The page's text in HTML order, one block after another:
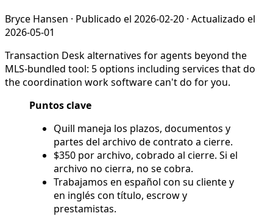
Bryce Hansen · Publicado el 2026-02-20 · Actualizado el
2026-05-01
Transaction Desk alternatives for agents beyond the
MLS-bundled tool: 5 options including services that do
the coordination work software can't do for you.
Puntos clave
Quill maneja los plazos, documentos y
partes del archivo de contrato a cierre.
$350 por archivo, cobrado al cierre. Si el
archivo no cierra, no se cobra.
Trabajamos en español con su cliente y
en inglés con título, escrow y
prestamistas.